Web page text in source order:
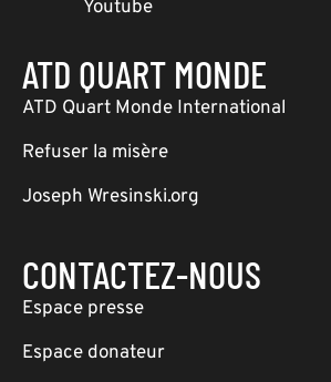
Youtube
ATD QUART MONDE
ATD Quart Monde International
Refuser la misère
Joseph Wresinski.org
CONTACTEZ-NOUS
Espace presse
Espace donateur